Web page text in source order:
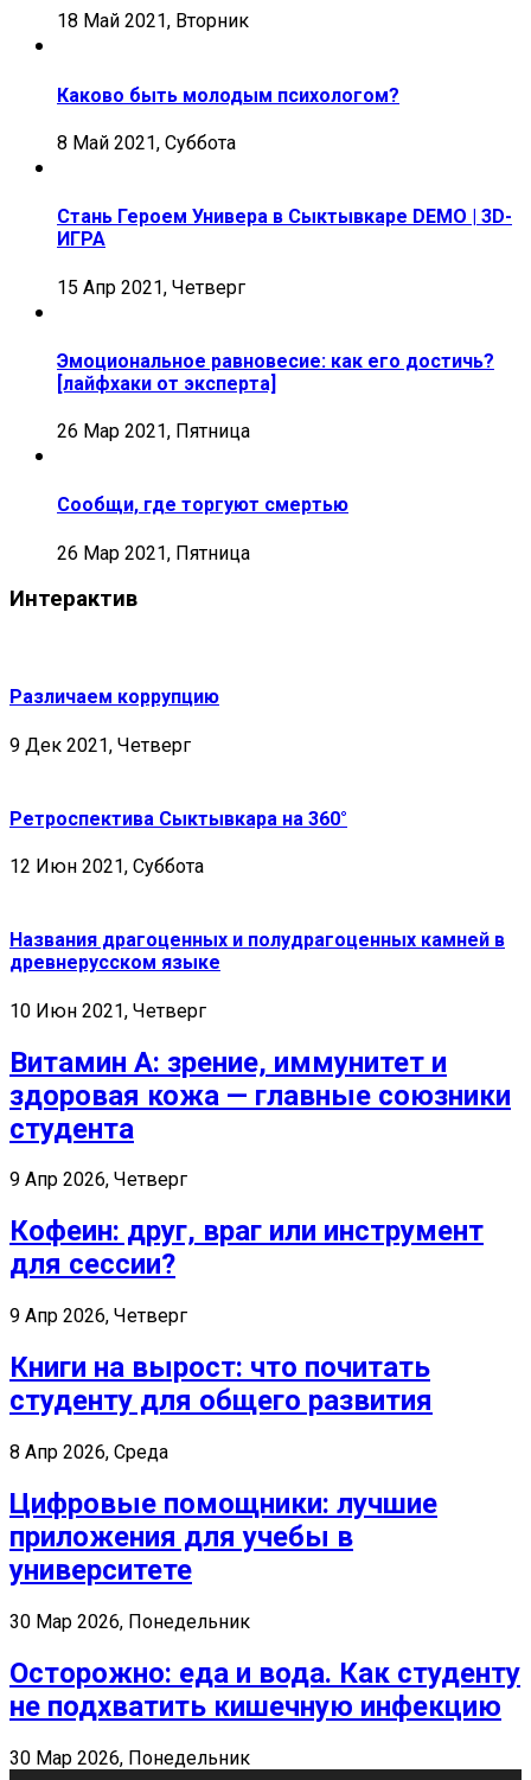
18 Май 2021, Вторник
Каково быть молодым психологом?
8 Май 2021, Суббота
Стань Героем Универа в Сыктывкаре DEMO | 3D-
ИГРА
15 Апр 2021, Четверг
Эмоциональное равновесие: как его достичь?
[лайфхаки от эксперта]
26 Мар 2021, Пятница
Сообщи, где торгуют смертью
26 Мар 2021, Пятница
Интерактив
Различаем коррупцию
9 Дек 2021, Четверг
Ретроспектива Сыктывкара на 360°
12 Июн 2021, Суббота
Названия драгоценных и полудрагоценных камней в
древнерусском языке
10 Июн 2021, Четверг
Витамин А: зрение, иммунитет и
здоровая кожа — главные союзники
студента
9 Апр 2026, Четверг
Кофеин: друг, враг или инструмент
для сессии?
9 Апр 2026, Четверг
Книги на вырост: что почитать
студенту для общего развития
8 Апр 2026, Среда
Цифровые помощники: лучшие
приложения для учебы в
университете
30 Мар 2026, Понедельник
Осторожно: еда и вода. Как студенту
не подхватить кишечную инфекцию
30 Мар 2026, Понедельник